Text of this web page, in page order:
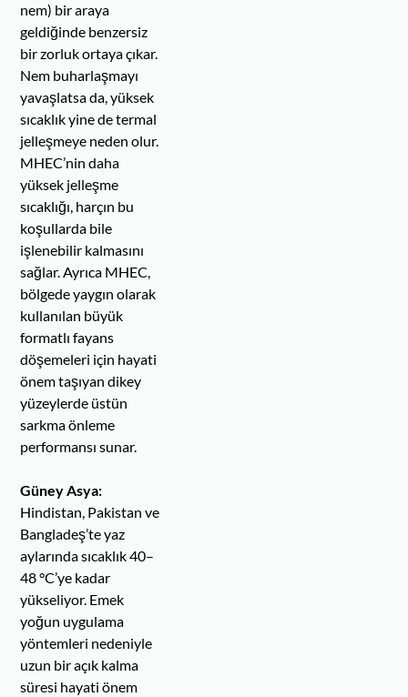
nem) bir araya
geldiğinde benzersiz
bir zorluk ortaya çıkar.
Nem buharlaşmayı
yavaşlatsa da, yüksek
sıcaklık yine de termal
jelleşmeye neden olur.
MHEC’nin daha
yüksek jelleşme
sıcaklığı, harçın bu
koşullarda bile
işlenebilir kalmasını
sağlar. Ayrıca MHEC,
bölgede yaygın olarak
kullanılan büyük
formatlı fayans
döşemeleri için hayati
önem taşıyan dikey
yüzeylerde üstün
sarkma önleme
performansı sunar.
Güney Asya:
Hindistan, Pakistan ve
Bangladeş’te yaz
aylarında sıcaklık 40–
48 °C’ye kadar
yükseliyor. Emek
yoğun uygulama
yöntemleri nedeniyle
uzun bir açık kalma
süresi hayati önem